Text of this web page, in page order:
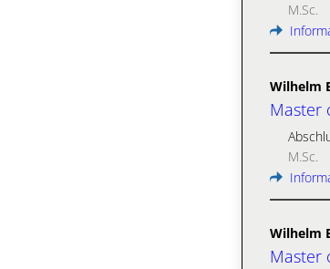
M.Sc.
Wilhelm
Master
M.Sc.
Wilhelm
Master